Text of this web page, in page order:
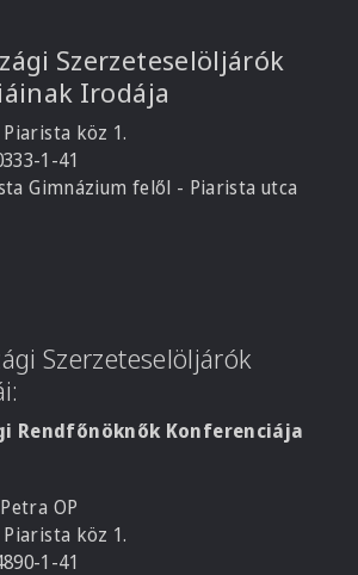
Szerzeteselöljárók
Irodája
köz 1.
1-41
Gimnázium felől - Piarista utca
Szerzeteselöljárók
Rendfőnöknők Konferenciája
OP
köz 1.
1-41